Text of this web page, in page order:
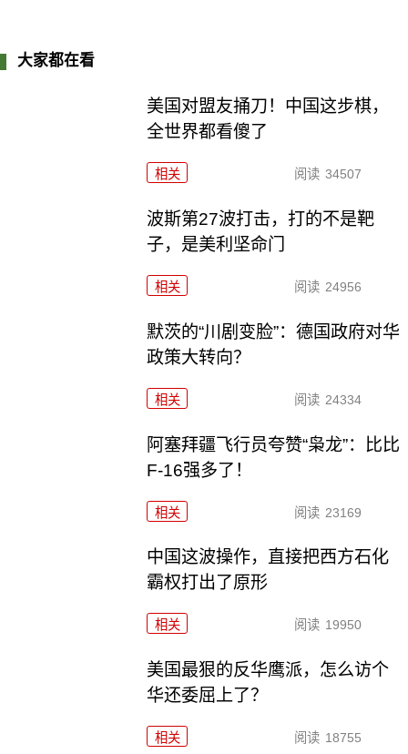
大家都在看
美国对盟友捅刀！中国这步棋，
全世界都看傻了
相关 阅读 34507
波斯第27波打击，打的不是靶
子，是美利坚命门
相关 阅读 24956
默茨的“川剧变脸”：德国政府对华
政策大转向？
相关 阅读 24334
阿塞拜疆飞行员夸赞“枭龙”：比比
F-16强多了！
相关 阅读 23169
中国这波操作，直接把西方石化
霸权打出了原形
相关 阅读 19950
美国最狠的反华鹰派，怎么访个
华还委屈上了？
相关 阅读 18755